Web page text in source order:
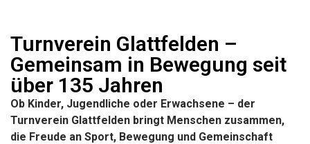
Turnverein Glattfelden –
Gemeinsam in Bewegung seit
über 135 Jahren
Ob Kinder, Jugendliche oder Erwachsene – der
Turnverein Glattfelden bringt Menschen zusammen,
die Freude an Sport, Bewegung und Gemeinschaft